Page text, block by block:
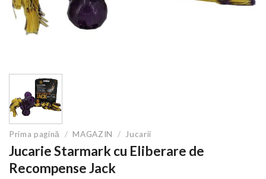
Prima pagină / MAGAZIN / Jucarii
Jucarie Starmark cu Eliberare de
Recompense Jack